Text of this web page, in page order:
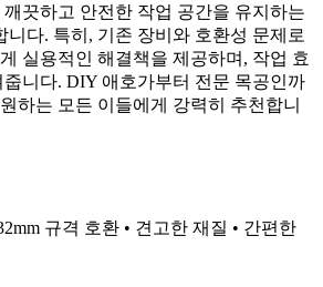
끗하고 안전한 작업 공간을 유지하는
니다. 특히, 기존 장비와 호환성 문제로
실용적인 해결책을 제공하며, 작업 효
니다. DIY 애호가부터 전문 목공인까
하는 모든 이들에게 강력히 추천합니
규격 호환 • 견고한 재질 • 간편한